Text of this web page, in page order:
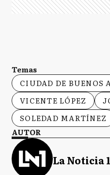
Temas
CIUDAD DE BUENOS
VICENTE LÓPEZ
SOLEDAD MARTÍNEZ
AUTOR
La Noticia 1